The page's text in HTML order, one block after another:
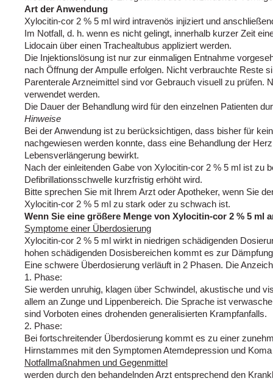
Art der Anwendung
Xylocitin-cor 2 % 5 ml wird intravenös injiziert und
Im Notfall, d. h. wenn es nicht gelingt, innerhalb kurzer Zeit
Lidocain über einen Trachealtubus appliziert werden.
Die Injektionslösung ist nur zur einmaligen Entnahme
nach Öffnung der Ampulle erfolgen. Nicht verbrauchte Reste
Parenterale Arzneimittel sind vor Gebrauch visuell zu prüfen.
verwendet werden.
Die Dauer der Behandlung wird für den einzelnen Patienten
Hinweise
Bei der Anwendung ist zu berücksichtigen, dass bisher für
nachgewiesen werden konnte, dass eine Behandlung der
Lebensverlängerung bewirkt.
Nach der einleitenden Gabe von Xylocitin-cor 2 % 5 ml ist zu
Defibrillationsschwelle kurzfristig erhöht wird.
Bitte sprechen Sie mit Ihrem Arzt oder Apotheker, wenn Sie
Xylocitin-cor 2 % 5 ml zu stark oder zu schwach ist.
Wenn Sie eine größere Menge von Xylocitin-cor 2 % 5 ml
Symptome einer Überdosierung
Xylocitin-cor 2 % 5 ml wirkt in niedrigen schädigenden
hohen schädigenden Dosisbereichen kommt es zur
Eine schwere Überdosierung verläuft in 2 Phasen. Die
1. Phase:
Sie werden unruhig, klagen über Schwindel, akustische und
allem an Zunge und Lippenbereich. Die Sprache ist
sind Vorboten eines drohenden generalisierten Krampfanfalls.
2. Phase:
Bei fortschreitender Überdosierung kommt es zu einer
Hirnstammes mit den Symptomen Atemdepression und
Notfallmaßnahmen und Gegenmittel
werden durch den behandelnden Arzt entsprechend den